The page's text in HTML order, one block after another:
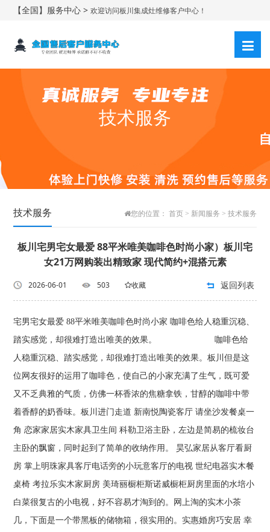
【全国】服务中心 >欢迎访问板川集成灶维修客户中心！
技术服务
技术服务 您的位置： 首页> 新闻服务 > 技术服务
板川宅男宅女最爱 88平米唯美咖啡色时尚小家）板川宅
女21万网购装出精致家 现代简约+混搭元素
2026-06-01 503 收藏 返回列表
宅男宅女最爱 88平米唯美咖啡色时尚小家 咖啡色给人稳重沉稳、
踏实感觉，却很难打造出唯美的效果。 咖啡色给
人稳重沉稳、踏实感觉，却很难打造出唯美的效果。板川但是这
位网友很好的运用了咖啡色，使自己的小家充满了生气，既可爱
又不乏典雅的气质，仿佛一杯香浓的焦糖拿铁，甘醇的咖啡中带
着香醇的奶香味。板川进门走道 新南悦陶瓷客厅 请坐沙发餐桌一
角 恋家家居实木家具卫生间 科勒卫浴主卧，左边是简易的梳妆台
主卧的飘窗，同时起到了简单的收纳作用。 昊弘家居从客厅看厨
房 掌上明珠家具客厅电话旁的小玩意客厅的电视 世纪电器实木餐
桌椅 考拉乐实木家厨房 美琦丽橱柜斯诺威橱柜厨房里面的水培小
白菜很复古的小电视，好不容易才淘到的。网上淘的实木小茶
几，下面是一个带黑板的储物箱，很实用的。实惠婚房巧安居 幸